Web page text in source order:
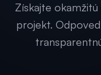
Získajte
projekt.